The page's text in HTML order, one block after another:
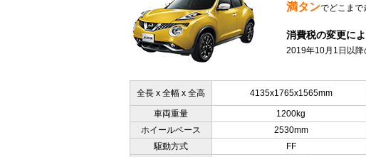
満タンでどこまで
消費税の変更に
2019年10月1日以降
全長 x 全幅 x 全高 4135x1765x1565mm
車両重量 1200kg
ホイールベース
2530mm
駆動方式
FF